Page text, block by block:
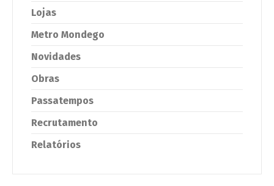
Lojas
Metro Mondego
Novidades
Obras
Passatempos
Recrutamento
Relatórios